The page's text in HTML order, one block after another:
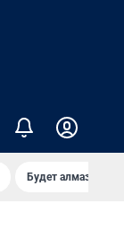
Будет алмазный